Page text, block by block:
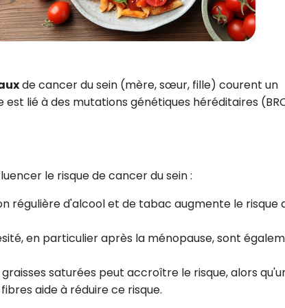
de cancer du sein (mère, sœur, fille) courent un
lié à des mutations génétiques héréditaires
le risque de cancer du sein :
régulière d'alcool et de tabac augmente le risque
en particulier après la ménopause, sont
saturées peut accroître le risque, alors
aide à réduire ce risque.